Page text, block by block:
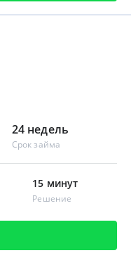
24 недель
Срок займа
15 минут
Решение